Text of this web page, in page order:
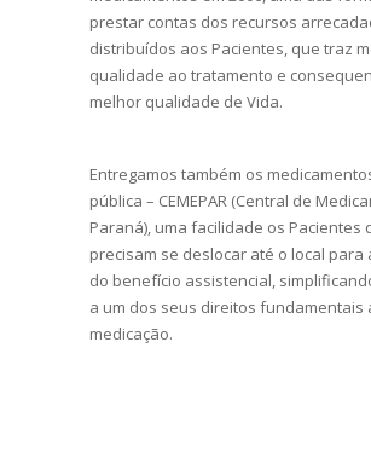
prestar contas dos recursos
distribuídos aos Pacientes, que traz
qualidade ao tratamento e
melhor qualidade de Vida.
Entregamos também os
pública – CEMEPAR (Central de
Paraná), uma facilidade os Pacientes
precisam se deslocar até o local para
do benefício assistencial,
a um dos seus direitos fundamentais
medicação.